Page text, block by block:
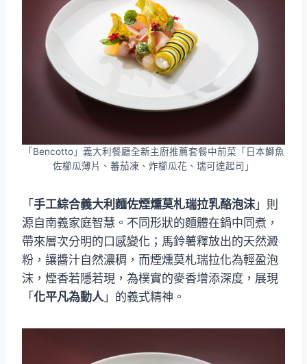
「Bencotto」義大利餐廳全新主廚推薦套餐中前菜「日本鰤魚
佐櫛瓜薄片、蕃茄凍、炸櫛瓜花、瑞可達起司」
「手工綜合義大利麵佐煙燻莫札瑞拉乳酪泡沫 」則
源自南義家庭智慧。不同形狀的麵體在鍋中同煮，
帶來層次分明的口感變化；馬鈴薯釋放出的天然澱
粉，讓醬汁自然濃稠，而煙燻莫札瑞拉化為輕盈泡
沫，煙香若隱若現，為樸實的麥香增添深度，展現
「化平凡為動人 」的義式精神。